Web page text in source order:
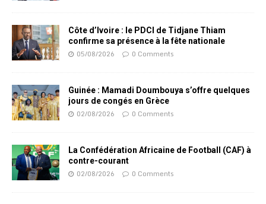
Côte d’Ivoire : le PDCI de Tidjane Thiam
confirme sa présence à la fête nationale
05/08/2026 0 Comments
Guinée : Mamadi Doumbouya s’offre quelques
jours de congés en Grèce
02/08/2026 0 Comments
La Confédération Africaine de Football (CAF) à
contre-courant
02/08/2026 0 Comments